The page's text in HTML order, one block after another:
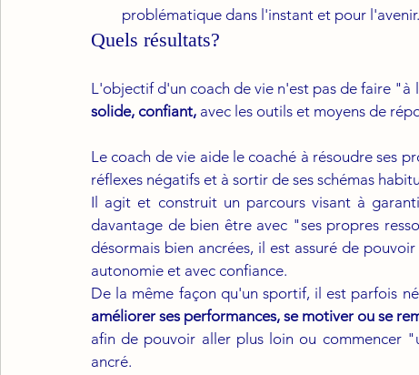
problématique dans l'instant et pour l'avenir.
Quels résultats?
L'objectif d'un coach de vie n'est pas de faire "à
solide, confiant, avec les outils et moyens de
Le coach de vie aide le coaché à résoudre ses
réflexes négatifs et à sortir de ses schémas
Il agit et construit un parcours visant à
davantage de bien être avec "ses propres
désormais bien ancrées, il est assuré de
autonomie et avec confiance.
afin de pouvoir aller plus loin ou commencer
ancré.